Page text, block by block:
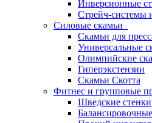
Инверсионные
Стрейч-системы
Силовые скамьи
Скамьи для
Универсальные
Олимпийские
Гиперэкстензии
Скамьи Скотта
Фитнес и групповые
Шведские стенки